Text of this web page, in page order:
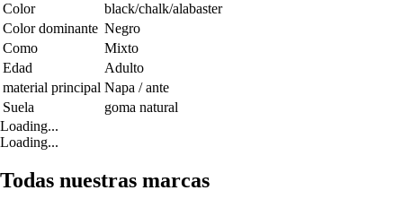
Color
black/chalk/alabaster
Color dominante Negro
Como
Mixto
Edad
Adulto
material principal Napa / ante
Suela
goma natural
Loading...
Loading...
Todas nuestras marcas